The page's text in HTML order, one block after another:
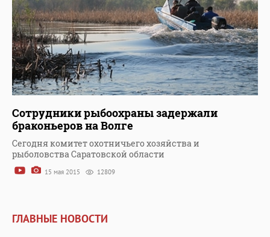
Сотрудники рыбоохраны задержали
браконьеров на Волге
Сегодня комитет охотничьего хозяйства и
рыболовства Саратовской области
15 мая 2015 12809
ГЛАВНЫЕ НОВОСТИ